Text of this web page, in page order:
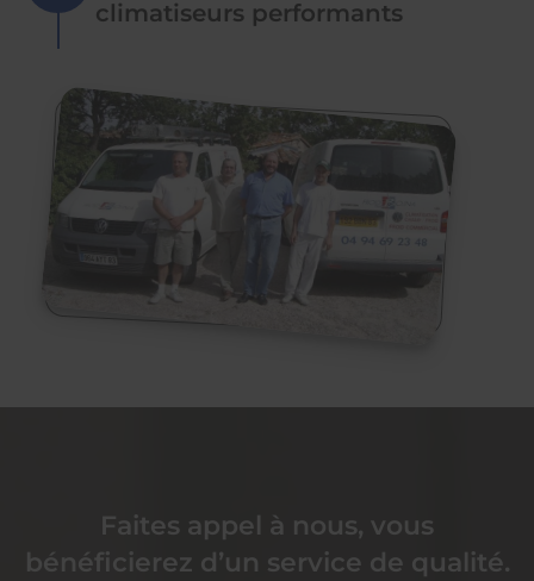
climatiseurs performants
Faites appel à nous, vous
bénéficierez d’un service de qualité.